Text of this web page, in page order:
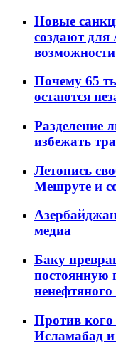
Новые
создают для
возможности
Почему 65
остаются
Разделение
избежать
Летопись
Мешруте и
медиа
Баку
постоянную
Против
Исламабад